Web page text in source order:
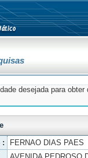
desejada para
:
FERNAO DIAS PAES